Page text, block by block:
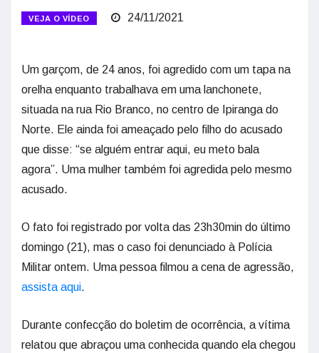
VEJA O VÍDEO 24/11/2021
Um garçom, de 24 anos, foi agredido com um tapa na
orelha enquanto trabalhava em uma lanchonete,
situada na rua Rio Branco, no centro de Ipiranga do
Norte. Ele ainda foi ameaçado pelo filho do acusado
que disse: “se alguém entrar aqui, eu meto bala
agora”. Uma mulher também foi agredida pelo mesmo
acusado.
O fato foi registrado por volta das 23h30min do último
domingo (21), mas o caso foi denunciado à Polícia
Militar ontem. Uma pessoa filmou a cena de agressão,
assista aqui.
Durante confecção do boletim de ocorrência, a vítima
relatou que abraçou uma conhecida quando ela chegou